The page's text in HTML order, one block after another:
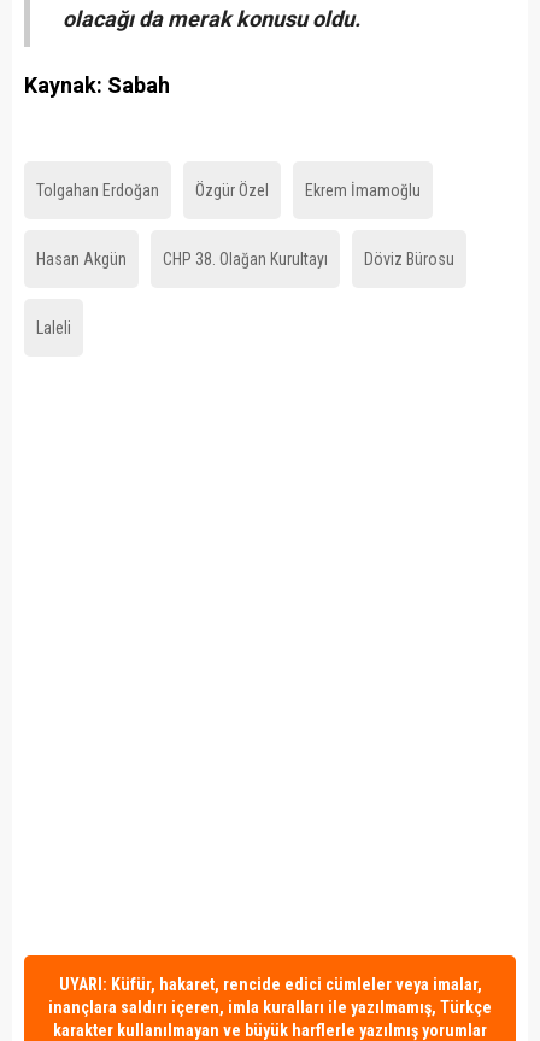
olacağı da merak konusu oldu.
Kaynak: Sabah
Tolgahan Erdoğan Özgür Özel Ekrem İmamoğlu
Hasan Akgün CHP 38. Olağan Kurultayı Döviz Bürosu
Laleli
UYARI: Küfür, hakaret, rencide edici cümleler veya imalar,
inançlara saldırı içeren, imla kuralları ile yazılmamış, Türkçe
karakter kullanılmayan ve büyük harflerle yazılmış yorumlar